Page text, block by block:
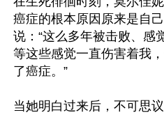
癌症的根本原因原来是自
说：“这么多年被击败、感
等这些感觉一直伤害着我
了癌症。”
当她明白过来后，不可思